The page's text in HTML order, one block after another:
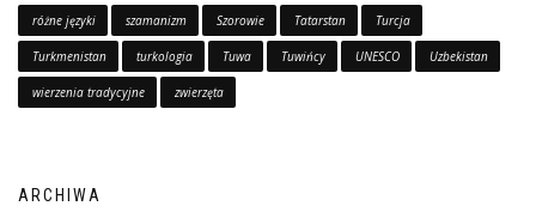
różne języki szamanizm Szorowie Tatarstan Turcja
Turkmenistan turkologia Tuwa Tuwińcy UNESCO Uzbekistan
wierzenia tradycyjne zwierzęta
ARCHIWA